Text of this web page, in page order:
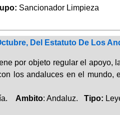
Sancionador Limpieza
Del Estatuto De Los
por objeto regular el
los andaluces en el mundo,
Ambito: Andaluz. Tipo: